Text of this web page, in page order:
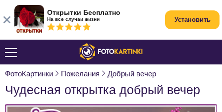
ФотоКартинки Пожелания Добрый вечер
Чудесная открытка добрый вечер
Открытки Бесплатно
На все случаи жизни Установить